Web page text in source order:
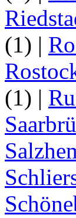
(1) |
(1) |